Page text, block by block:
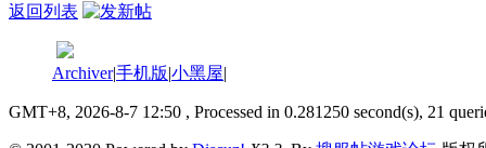
返回列表
Archiver|手机版|小黑屋|
GMT+8, 2026-8-7 12:50 , Processed in 0.281250 second(s), 21